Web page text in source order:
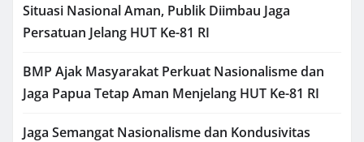
Situasi Nasional Aman, Publik Diimbau Jaga
Persatuan Jelang HUT Ke-81 RI
BMP Ajak Masyarakat Perkuat Nasionalisme dan
Jaga Papua Tetap Aman Menjelang HUT Ke-81 RI
Jaga Semangat Nasionalisme dan Kondusivitas